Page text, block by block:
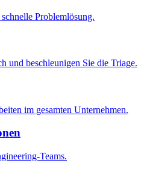
Problemlösung.
und beschleunigen Sie die Triage.
im gesamten Unternehmen.
Teams.